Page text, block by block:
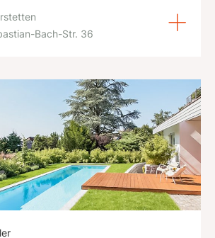
Bach-Str. 36